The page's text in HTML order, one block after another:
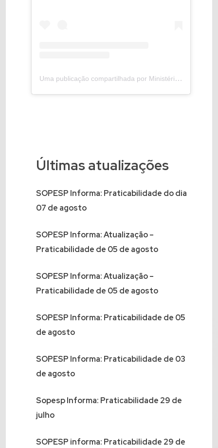
Uma publicação compartilhada por Ministério de Portos e Aeroportos (@mporoficial)
Últimas atualizações
SOPESP Informa: Praticabilidade do dia
07 de agosto
SOPESP Informa: Atualização –
Praticabilidade de 05 de agosto
SOPESP Informa: Atualização –
Praticabilidade de 05 de agosto
SOPESP Informa: Praticabilidade de 05
de agosto
SOPESP Informa: Praticabilidade de 03
de agosto
Sopesp Informa: Praticabilidade 29 de
julho
SOPESP informa: Praticabilidade 29 de